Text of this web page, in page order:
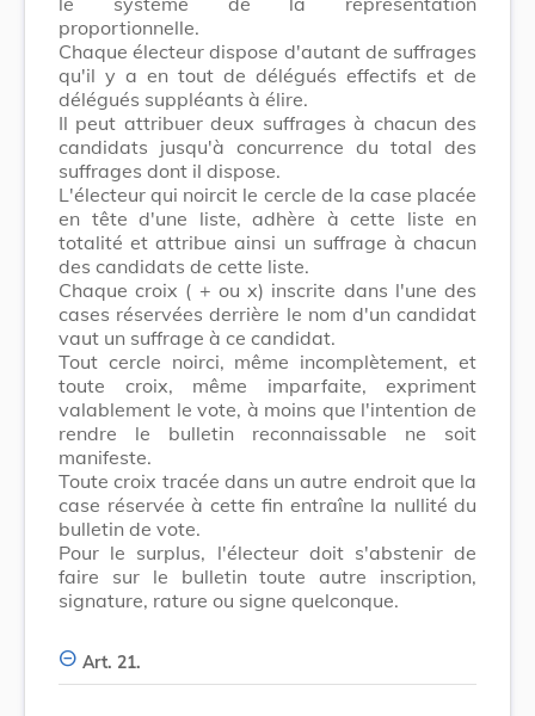
proportionnelle.
Chaque électeur dispose d'autant de suffrages
qu'il y a en tout de délégués effectifs et de
délégués suppléants à élire.
Il peut attribuer deux suffrages à chacun des
candidats jusqu'à concurrence du total des
suffrages dont il dispose.
L'électeur qui noircit le cercle de la case placée
en tête d'une liste, adhère à cette liste en
totalité et attribue ainsi un suffrage à chacun
des candidats de cette liste.
Chaque croix ( + ou x) inscrite dans l'une des
cases réservées derrière le nom d'un candidat
vaut un suffrage à ce candidat.
Tout cercle noirci, même incomplètement, et
toute croix, même imparfaite, expriment
valablement le vote, à moins que l'intention de
rendre le bulletin reconnaissable ne soit
manifeste.
Toute croix tracée dans un autre endroit que la
case réservée à cette fin entraîne la nullité du
bulletin de vote.
Pour le surplus, l'électeur doit s'abstenir de
faire sur le bulletin toute autre inscription,
signature, rature ou signe quelconque.
Art. 21.